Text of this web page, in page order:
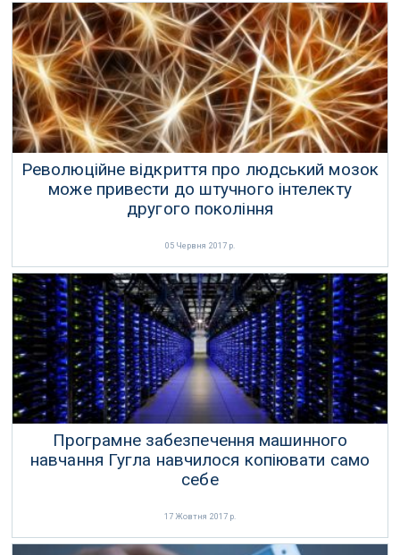
Революційне відкриття про людський мозок
може привести до штучного інтелекту
другого покоління
05 Червня 2017 р.
Програмне забезпечення машинного
навчання Гугла навчилося копіювати само
себе
17 Жовтня 2017 р.